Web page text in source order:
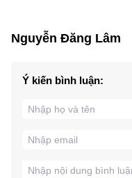
Nguyễn Đăng Lâm
Ý kiến bình luận: